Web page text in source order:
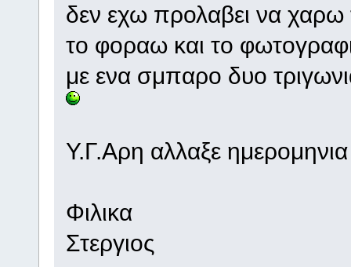
δεν εχω προλαβει να χαρω
το φοραω και το
με ενα σμπαρο δυο
Υ.Γ.Αρη αλλαξε
Φιλικα
Στεργιος